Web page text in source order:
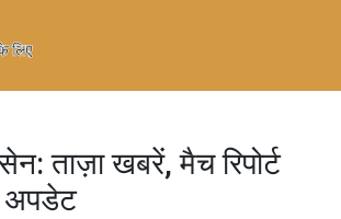
ताज़ा खबरें, मैच रिपोर्ट
अपडेट